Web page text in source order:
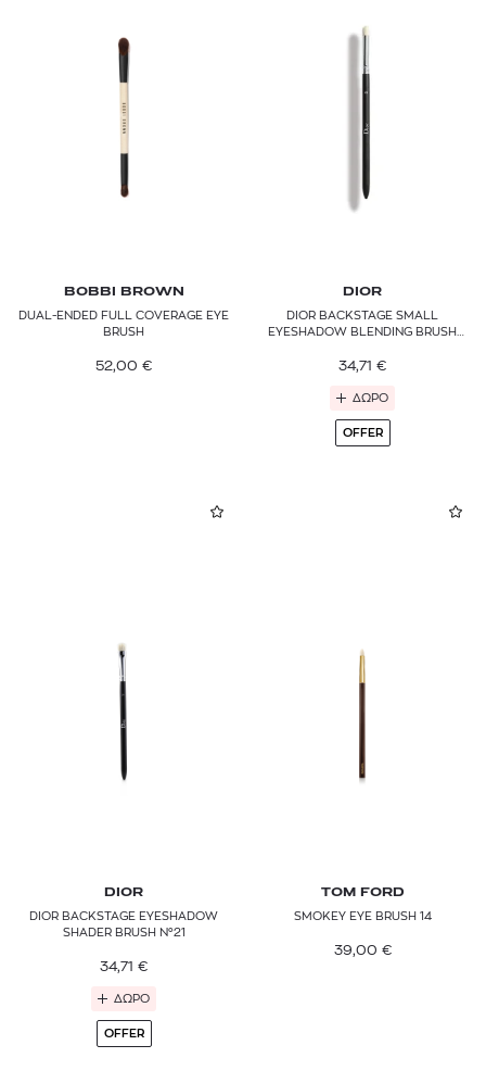
BOBBI BROWN
DUAL-ENDED FULL COVERAGE EYE
BRUSH
52,00 €
DIOR
DIOR BACKSTAGE SMALL
EYESHADOW BLENDING BRUSH
34,71 €
ΔΩΡΟ
OFFER
DIOR
DIOR BACKSTAGE EYESHADOW
SHADER BRUSH N°21
34,71 €
ΔΩΡΟ
OFFER
TOM FORD
SMOKEY EYE BRUSH 14
39,00 €